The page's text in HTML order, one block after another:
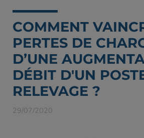
COMMENT
PERTES DE
D’UNE
DÉBIT D'UN
RELEVAGE ?
29/07/2020